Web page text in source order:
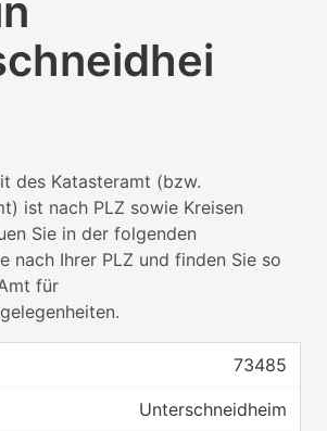
des Katasteramt (bzw.
ist nach PLZ sowie Kreisen
Sie in der folgenden
nach Ihrer PLZ und finden Sie so
für
73485
Unterschneidheim